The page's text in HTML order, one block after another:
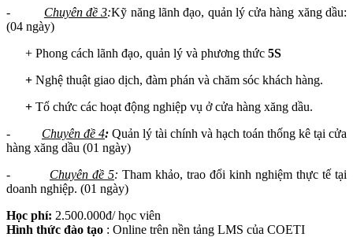
- Chuyên đề 3:Kỹ năng lãnh đạo, quản lý cửa hàng xăng dầu:
(04 ngày)
+ Phong cách lãnh đạo, quản lý và phương thức 5S
+ Nghệ thuật giao dịch, đàm phán và chăm sóc khách hàng.
+ Tổ chức các hoạt động nghiệp vụ ở cửa hàng xăng dầu.
- Chuyên đề 4: Quản lý tài chính và hạch toán thống kê tại cửa
hàng xăng dầu (01 ngày)
- Chuyên đề 5: Tham khảo, trao đổi kinh nghiệm thực tế tại
doanh nghiệp. (01 ngày)
Học phí: 2.500.000đ/ học viên
Hình thức đào tạo : Online trên nền tảng LMS của COETI